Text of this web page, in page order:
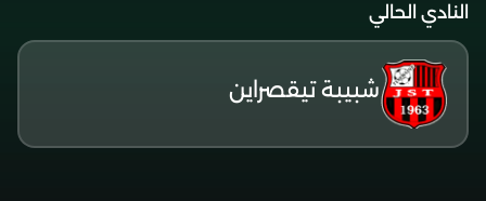
النادي الحالي
شبيبة تيقصراين